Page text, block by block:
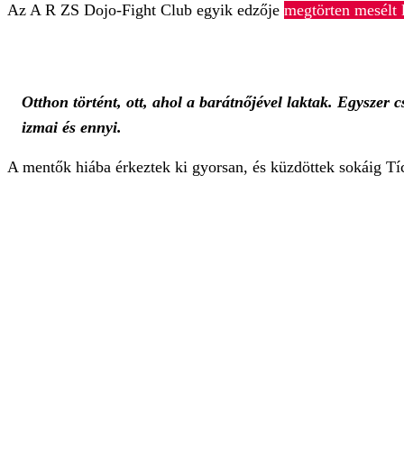
Az A R ZS Dojo-Fight Club egyik edzője megtörten
Otthon történt, ott, ahol a barátnőjével laktak. Egyszer
izmai és ennyi.
A mentők hiába érkeztek ki gyorsan, és küzdöttek sokáig